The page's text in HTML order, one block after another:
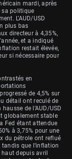
mardi, après
sa politique
L’AUD/USD
plus bas
directeur à 4,35%,
et a indiqué
restait élevée,
si nécessaire pour
en
de 4,5% sur
détail ont reculé de
de l’AUD/USD
globalement stable
Fed étant attendue
à 3,75% pour une
du pétrole ont reflué
tandis que l’inflation
depuis avril